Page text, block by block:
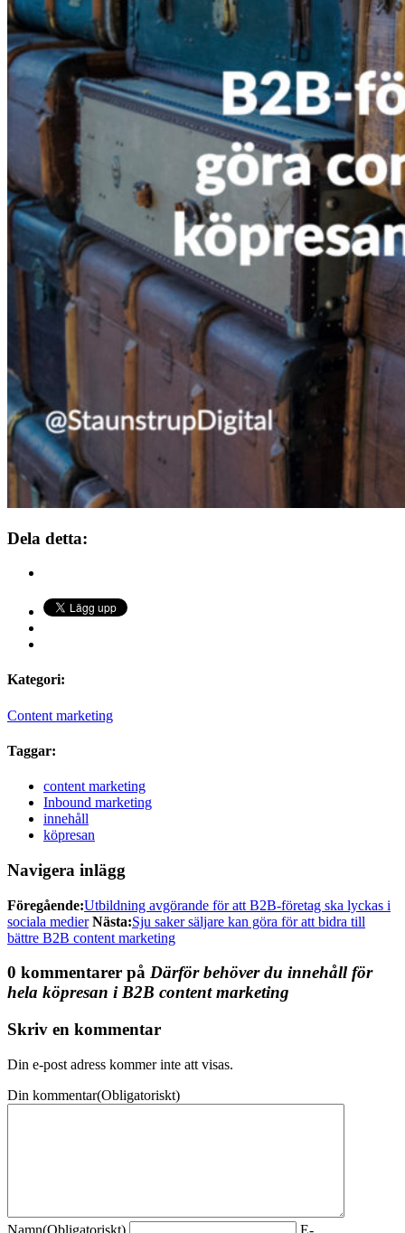
Dela detta:
Kategori:
Content marketing
Taggar:
content marketing
Inbound marketing
innehåll
köpresan
Navigera inlägg
Föregående:Utbildning avgörande för att B2B-företag ska lyckas i
sociala medier Nästa:Sju saker säljare kan göra för att bidra till
bättre B2B content marketing
0 kommentarer på Därför behöver du innehåll för
hela köpresan i B2B content marketing
Skriv en kommentar
Din e-post adress kommer inte att visas.
Din kommentar(Obligatoriskt)
Namn(Obligatoriskt)
E-